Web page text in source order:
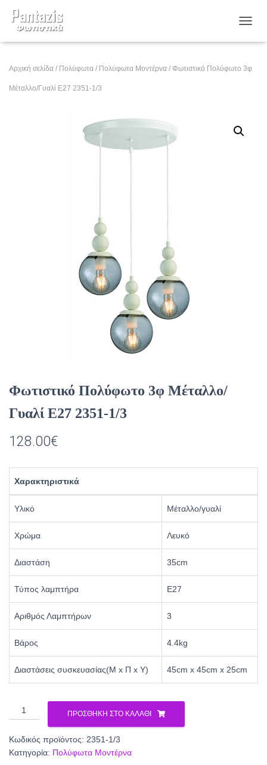
Αρχική σελίδα / Πολύφωτα / Πολύφωτα Μοντέρνα / Φωτιστικό Πολύφωτο 3φ
Μέταλλο/Γυαλί Ε27 2351-1/3
Φωτιστικό Πολύφωτο 3φ Μέταλλο/
Γυαλί Ε27 2351-1/3
128.00€
Χαρακτηριστικά
Υλικό Μέταλλο/γυαλί
Χρώμα Λευκό
Διαστάση 35cm
Τύπος λαμπτήρα Ε27
Αριθμός Λαμπτήρων 3
Βάρος 4.4kg
Διαστάσεις συσκευασίας(Μ x Π x Υ) 45cm x 45cm x 25cm
Φωτιστικό
Πολύφωτο
Μέταλλο/
Γυαλί
ΠΡΟΣΘΉΚΗ ΣΤΟ ΚΑΛΆΘΙ
Κωδικός προϊόντος: 2351-1/3
Κατηγορία: Πολύφωτα Μοντέρνα